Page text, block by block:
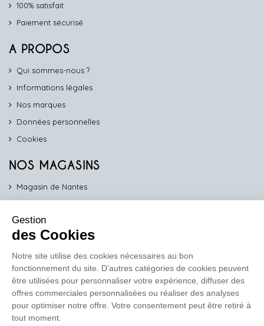
100% satisfait
Paiement sécurisé
A PROPOS
Qui sommes-nous ?
Informations légales
Nos marques
Données personnelles
Cookies
NOS MAGASINS
Magasin de Nantes
Magasin de Vannes
Magasin d'Orléans
COMPTOIR PRO
work
Comptoir des Lustres vous propose ses services dédiés aux
Gestion
des Cookies
Notre site utilise des cookies nécessaires au bon
fonctionnement du site. D’autres catégories de cookies peuvent
être utilisées pour personnaliser votre expérience, diffuser des
offres commerciales personnalisées ou réaliser des analyses
pour optimiser notre offre. Votre consentement peut être retiré à
tout moment.